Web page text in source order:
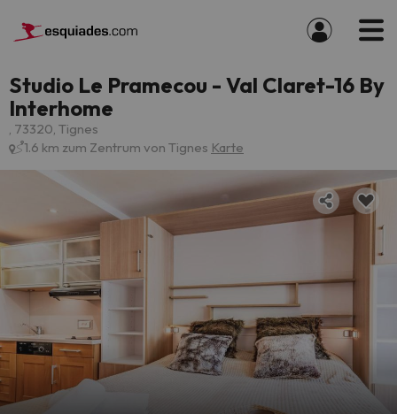
Studio Le Pramecou - Val Claret-16 By
Interhome
, 73320, Tignes
1.6 km zum Zentrum von Tignes Karte